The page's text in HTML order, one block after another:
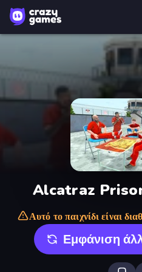
Alcatraz
Αυτό το παιχνίδι είναι
Εμφάνιση